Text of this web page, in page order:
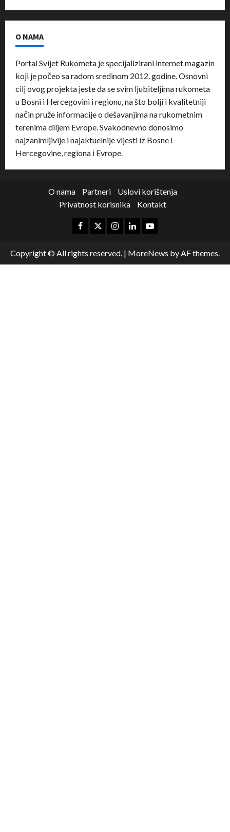
O NAMA
Portal Svijet Rukometa je specijalizirani internet magazin
koji je počeo sa radom sredinom 2012. godine. Osnovni
cilj ovog projekta jeste da se svim ljubiteljima rukometa
u Bosni i Hercegovini i regionu, na što bolji i kvalitetniji
način pruže informacije o dešavanjima na rukometnim
terenima diljem Evrope. Svakodnevno donosimo
najzanimljivije i najaktuelnije vijesti iz Bosne i
Hercegovine, regiona i Evrope.
O nama Partneri
Uslovi korištenja
Privatnost korisnika
Kontakt
Copyright © All rights reserved. | MoreNews by AF themes.